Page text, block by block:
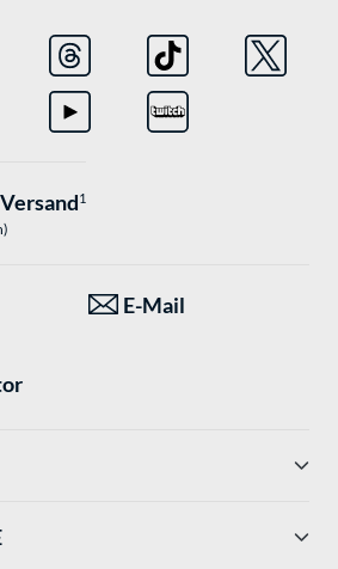
Versand1
E-Mail